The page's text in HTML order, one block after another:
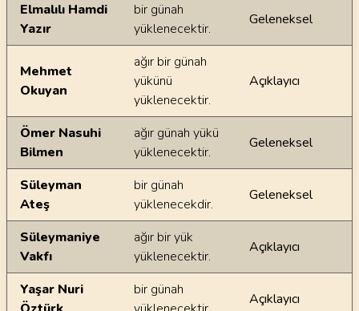
Elmalılı Hamdi
Yazır
bir günah
yüklenecektir.
Geleneksel
Mehmet
Okuyan
ağır bir günah
yükünü
yüklenecektir.
Açıklayıcı
Ömer Nasuhi
Bilmen
ağır günah yükü
yüklenecektir.
Geleneksel
Süleyman
Ateş
bir günah
yüklenecekdir.
Geleneksel
Süleymaniye
Vakfı
ağır bir yük
yüklenecektir.
Açıklayıcı
Yaşar Nuri
bir günah
Açıklayıcı